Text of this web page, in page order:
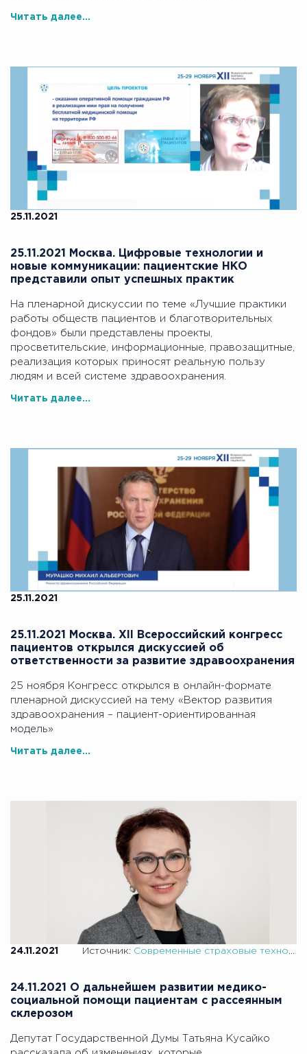
Читать далее...
25.11.2021
25.11.2021 Москва. Цифровые технологии и
новые коммуникации: пациентские НКО
представили опыт успешных практик
На пленарной дискуссии по теме «Лучшие практики
работы обществ пациентов и благотворительных
фондов» были представлены проекты,
просветительские, информационные, правозащитные,
реализация которых приносят реальную пользу
людям и всей системе здравоохранения.
Читать далее...
25.11.2021
25.11.2021 Москва. XII Всероссийский конгресс
пациентов открылся дискуссией об
ответственности за развитие здравоохранения
25 ноября Конгресс открылся в онлайн-формате
пленарной дискуссией на тему «Вектор развития
здравоохранения – пациент-ориентированная
модель»
Читать далее...
24.11.2021 Источник: Современные страховые технологии
24.11.2021 О дальнейшем развитии медико-
социальной помощи пациентам с рассеянным
склерозом
Депутат Государственной Думы Татьяна Кусайко